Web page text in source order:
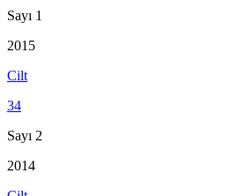
Sayı 1
2015
Cilt
34
Sayı 2
2014